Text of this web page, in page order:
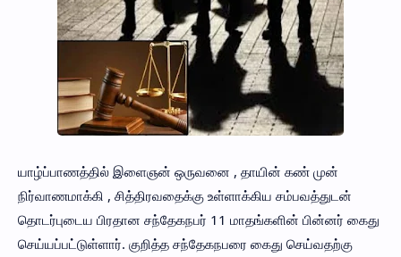
யாழ்ப்பாணத்தில் இளைஞன் ஒருவனை , தாயின் கண் முன்
நிர்வாணமாக்கி , சித்திரவதைக்கு உள்ளாக்கிய சம்பவத்துடன்
தொடர்புடைய பிரதான சந்தேகநபர் 11 மாதங்களின் பின்னர் கைது
செய்யப்பட்டுள்ளார். குறித்த சந்தேகநபரை கைது செய்வதற்கு